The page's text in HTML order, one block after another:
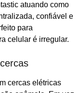
atuando como
confiável e
para
celular é irregular.
cercas elétricas